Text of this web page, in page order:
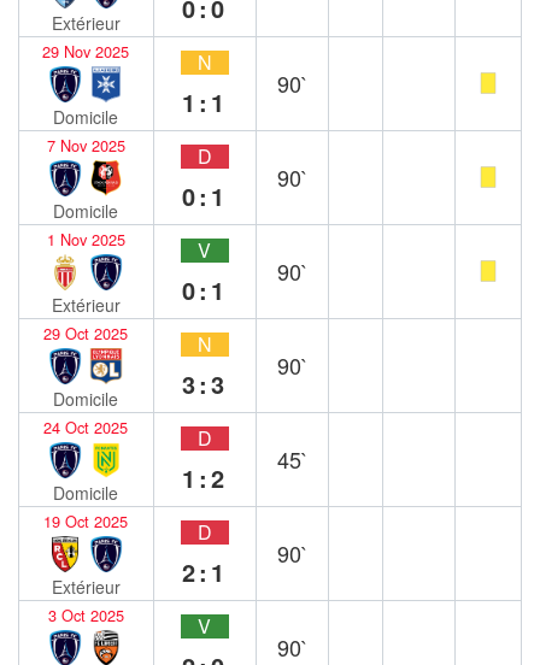
Extérieur 0:0
29 Nov 2025
Domicile
N
1:1
90`
7 Nov 2025
Domicile
D
0:1
90`
1 Nov 2025
Extérieur
V
0:1
90`
29 Oct 2025
Domicile
N
3:3
90`
24 Oct 2025
Domicile
D
1:2
45`
19 Oct 2025
Extérieur
D
2:1
90`
3 Oct 2025 V
90`